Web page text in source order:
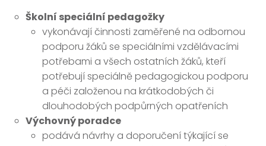
Školní speciální pedagožky
vykonávají činnosti zaměřené na odbornou
podporu žáků se speciálními vzdělávacími
potřebami a všech ostatních žáků, kteří
potřebují speciálně pedagogickou podporu
a péči založenou na krátkodobých či
dlouhodobých podpůrných opatřeních
Výchovný poradce
podává návrhy a doporučení týkající se